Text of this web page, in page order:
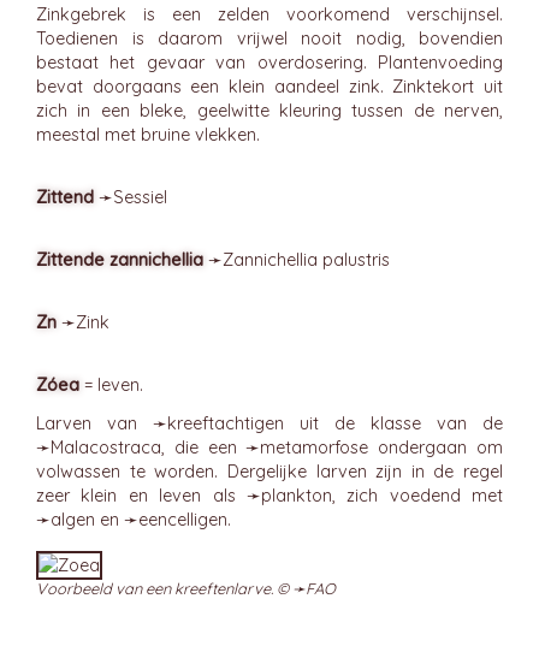
Zinkgebrek is een zelden voorkomend verschijnsel.
Toedienen is daarom vrijwel nooit nodig, bovendien
bestaat het gevaar van overdosering. Plantenvoeding
bevat doorgaans een klein aandeel zink. Zinktekort uit
zich in een bleke, geelwitte kleuring tussen de nerven,
meestal met bruine vlekken.
Zittend ➛Sessiel
Zittende zannichellia ➛Zannichellia palustris
Zn ➛Zink
Zóea = leven.
Larven van ➛kreeftachtigen uit de klasse van de
➛Malacostraca, die een ➛metamorfose ondergaan om
volwassen te worden. Dergelijke larven zijn in de regel
zeer klein en leven als ➛plankton, zich voedend met
➛algen en ➛eencelligen.
Voorbeeld van een kreeftenlarve. © ➛FAO